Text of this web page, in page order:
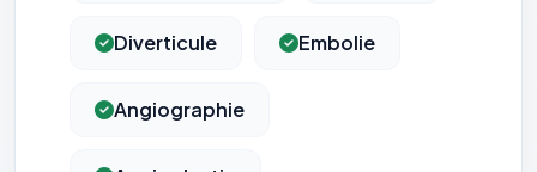
Diverticule Embolie
Angiographie